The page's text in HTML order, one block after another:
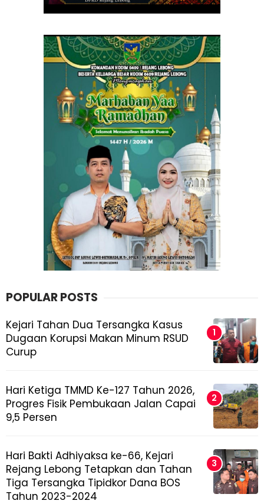
POPULAR POSTS
Kejari Tahan Dua Tersangka Kasus
Dugaan Korupsi Makan Minum RSUD
Curup
Hari Ketiga TMMD Ke-127 Tahun 2026,
Progres Fisik Pembukaan Jalan Capai
9,5 Persen
Hari Bakti Adhiyaksa ke-66, Kejari
Rejang Lebong Tetapkan dan Tahan
Tiga Tersangka Tipidkor Dana BOS
Tahun 2023-2024